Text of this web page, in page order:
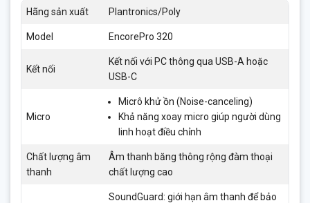
Hãng sản xuất Plantronics/Poly
Model EncorePro 320
Kết nối
Kết nối với PC thông qua USB-A hoặc
USB-C
Micro
Micrô khử ồn (Noise-canceling)
Khả năng xoay micro giúp người dùng
linh hoạt điều chỉnh
Chất lượng âm
thanh
Âm thanh băng thông rộng đàm thoại
chất lượng cao
SoundGuard: giới hạn âm thanh để bảo